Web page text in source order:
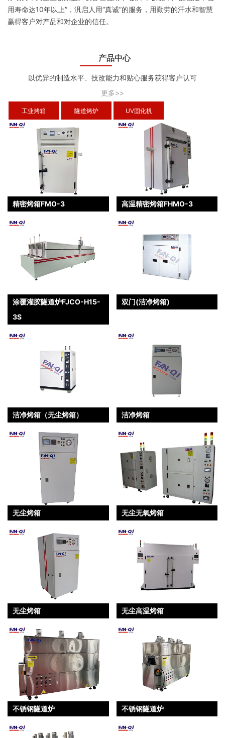
用寿命达10年以上”，汎启人用“真诚”的服务，用勤劳的汗水和智慧
赢得客户对产品和对企业的信任。
产品中心
以优异的制造水平、技改能力和贴心服务获得客户认可
更多>>
工业烤箱 隧道烤炉 UV固化机
精密烤箱FMO-3 高温精密烤箱FHMO-3
涂覆灌胶隧道炉FJCO-H15-
3S
双门(洁净烤箱)
洁净烤箱（无尘烤箱） 洁净烤箱
无尘烤箱 无尘无氧烤箱
无尘烤箱 无尘高温烤箱
不锈钢隧道炉 不锈钢隧道炉